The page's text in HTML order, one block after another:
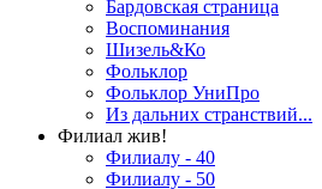
Бардовская страница
Воспоминания
Шизель&Ко
Фольклор
Фольклор УниПро
Из дальних странствий...
Филиал жив!
Филиалу - 40
Филиалу - 50